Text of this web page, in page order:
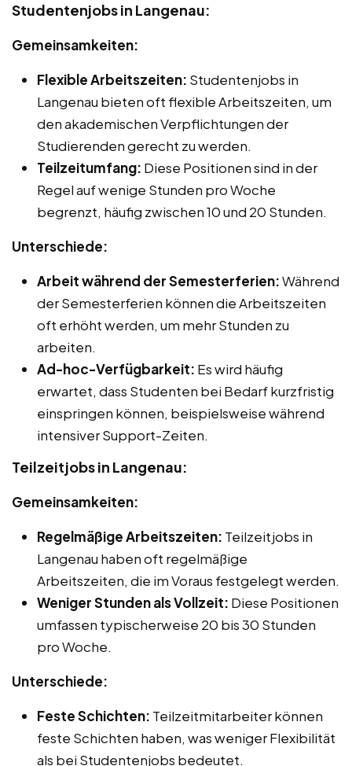
Studentenjobs in Langenau:
Gemeinsamkeiten:
Flexible Arbeitszeiten: Studentenjobs in
Langenau bieten oft flexible Arbeitszeiten, um
den akademischen Verpflichtungen der
Studierenden gerecht zu werden.
Teilzeitumfang: Diese Positionen sind in der
Regel auf wenige Stunden pro Woche
begrenzt, häufig zwischen 10 und 20 Stunden.
Unterschiede:
Arbeit während der Semesterferien:Während
der Semesterferien können die Arbeitszeiten
oft erhöht werden, um mehr Stunden zu
arbeiten.
Ad-hoc-Verfügbarkeit: Es wird häufig
erwartet, dass Studenten bei Bedarf kurzfristig
einspringen können, beispielsweise während
intensiver Support-Zeiten.
Teilzeitjobs in Langenau:
Gemeinsamkeiten:
Regelmäßige Arbeitszeiten: Teilzeitjobs in
Langenau haben oft regelmäßige
Arbeitszeiten, die im Voraus festgelegt werden.
Weniger Stunden als Vollzeit: Diese Positionen
umfassen typischerweise 20 bis 30 Stunden
pro Woche.
Unterschiede:
Feste Schichten: Teilzeitmitarbeiter können
feste Schichten haben, was weniger Flexibilität
als bei Studentenjobs bedeutet.